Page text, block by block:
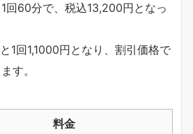
回60分で、税込13,200円となっ
1回1,1000円となり、割引価格で
す。
料金